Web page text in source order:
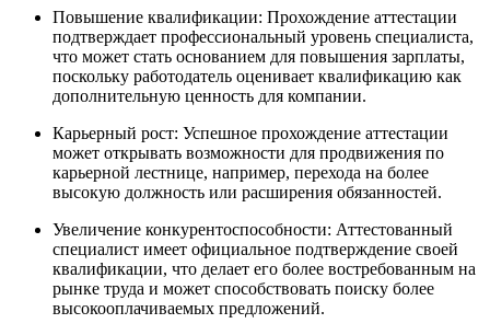
Повышение квалификации: Прохождение аттестации
подтверждает профессиональный уровень специалиста,
что может стать основанием для повышения зарплаты,
поскольку работодатель оценивает квалификацию как
дополнительную ценность для компании.
Карьерный рост: Успешное прохождение аттестации
может открывать возможности для продвижения по
карьерной лестнице, например, перехода на более
высокую должность или расширения обязанностей.
Увеличение конкурентоспособности: Аттестованный
специалист имеет официальное подтверждение своей
квалификации, что делает его более востребованным на
рынке труда и может способствовать поиску более
высокооплачиваемых предложений.